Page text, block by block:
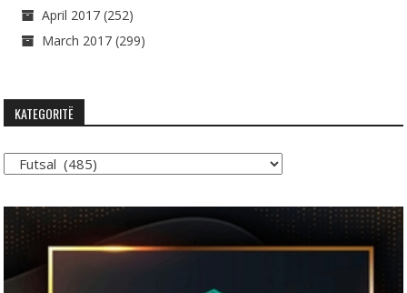
April 2017 (252)
March 2017 (299)
KATEGORITË
Kategoritë